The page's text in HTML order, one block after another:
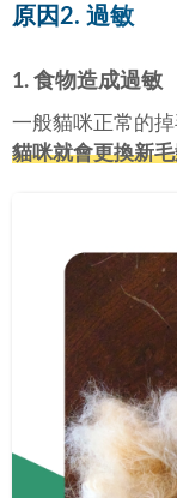
原因2. 過敏
1. 食物造成過敏
一般貓咪正常的掉
貓咪就會更換新